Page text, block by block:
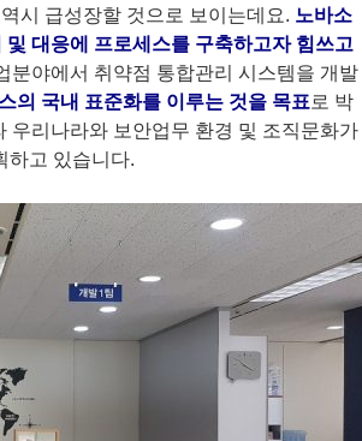
시 급성장할 것으로 보이는데요. 노바소
대응에 프로세스를 구축하고자 힘쓰고
분야에서 취약점 통합관리 시스템을 개발
의 국내 표준화를 이루는 것을 목표 로 박
우리나라와 보안업무 환경 및 조직문화가
하고 있습니다.